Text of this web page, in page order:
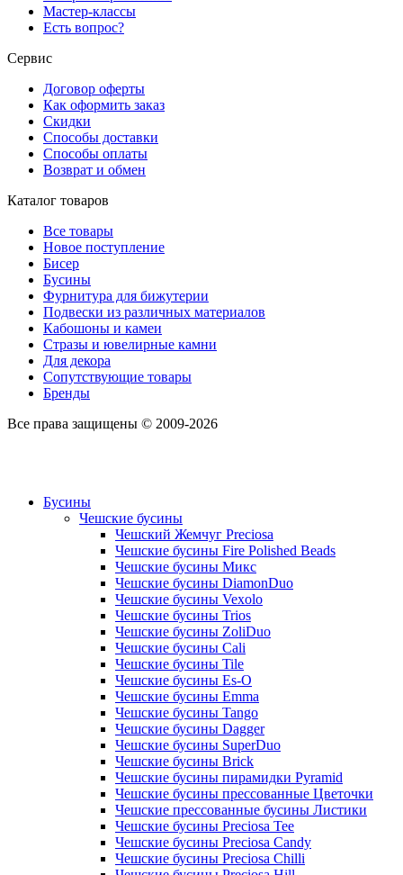
Мастер-классы
Есть вопрос?
Сервис
Договор оферты
Как оформить заказ
Скидки
Способы доставки
Способы оплаты
Возврат и обмен
Каталог товаров
Все товары
Новое поступление
Бисер
Бусины
Фурнитура для бижутерии
Подвески из различных материалов
Кабошоны и камеи
Стразы и ювелирные камни
Для декора
Сопутствующие товары
Бренды
Все права защищены © 2009-2026
Бусины
Чешские бусины
Чешский Жемчуг Preciosa
Чешские бусины Fire Polished Beads
Чешские бусины Микс
Чешские бусины DiamonDuo
Чешские бусины Vexolo
Чешские бусины Trios
Чешские бусины ZoliDuo
Чешские бусины Cali
Чешские бусины Tile
Чешские бусины Es-O
Чешские бусины Emma
Чешские бусины Tango
Чешские бусины Dagger
Чешские бусины SuperDuo
Чешские бусины Brick
Чешские бусины пирамидки Pyramid
Чешские бусины прессованные Цветочки
Чешские прессованные бусины Листики
Чешские бусины Preciosa Tee
Чешские бусины Preciosa Candy
Чешские бусины Preciosa Chilli